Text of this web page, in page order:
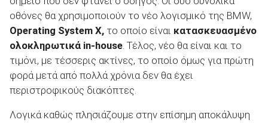
οθόνες θα χρησιμοποιούν το νέο λογισμικό της BMW,
Operating System X, το οποίο είναι κατασκευασμένο
ολοκληρωτικά in-house . Τέλος, νέο θα είναι και το
τιμόνι, με τέσσερις ακτίνες, το οποίο όμως για πρώτη
φορά μετά από πολλά χρόνια δεν θα έχει
περιστροφικούς διακόπτες.
Λογικά καθώς πλησιάζουμε στην επίσημη αποκάλυψη